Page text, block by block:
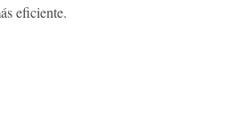
eficiente.